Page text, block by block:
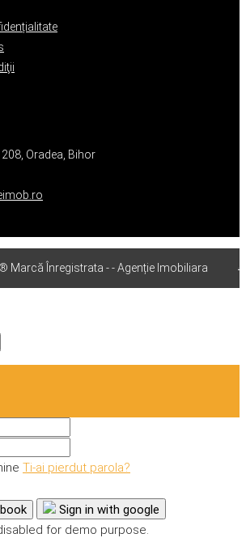
Oradea, Bihor
Marcă Înregistrata - - Agenție Imobiliara
Ti-ai pierdut parola?
Sign in with google
for demo purpose.